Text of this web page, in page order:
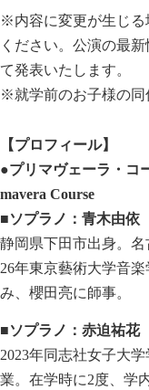
※内容に変更が生じる
ください。公演の最
て発表いたします。
※就学前のお子様の同
【プロフィール】
●プリマヴェーラ・コ
mavera Course
■ソプラノ：青木由依
静岡県下田市出身。
26年東京藝術大学音
み、櫻田亮に師事。
■ソプラノ：赤迫祐花
2023年同志社女子大
業。在学時に2度、学